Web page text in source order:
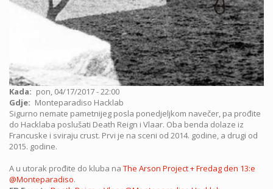
Kada
pon, 04/17/2017 - 22:00
Gdje
Monteparadiso Hacklab
Sigurno nemate pametnijeg posla ponedjeljkom navečer, pa prođite
do Hacklaba poslušati Death Reign i Vlaar. Oba benda dolaze iz
Francuske i sviraju crust. Prvi je na sceni od 2014. godine, a drugi od
2015. godine.
A u utorak prođite do kluba na The Arson Project + Fredag den 13:e
@Monteparadiso.